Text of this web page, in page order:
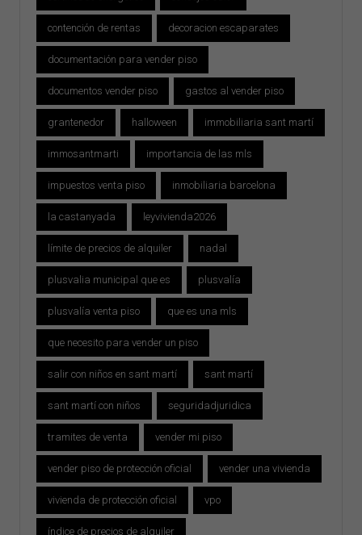
contención de rentas decoracion escaparates
documentación para vender piso
documentos vender piso gastos al vender piso
grantenedor halloween immobiliaria sant martí
immosantmarti importancia de las mls
impuestos venta piso inmobiliaria barcelona
la castanyada leyvivienda2026
límite de precios de alquiler nadal
plusvalia municipal que es plusvalía
plusvalía venta piso que es una mls
que necesito para vender un piso
salir con niños en sant martí sant martí
sant martí con niños seguridadjuridica
tramites de venta vender mi piso
vender piso de protección oficial vender una vivienda
vivienda de protección oficial vpo
índice de precios de alquiler